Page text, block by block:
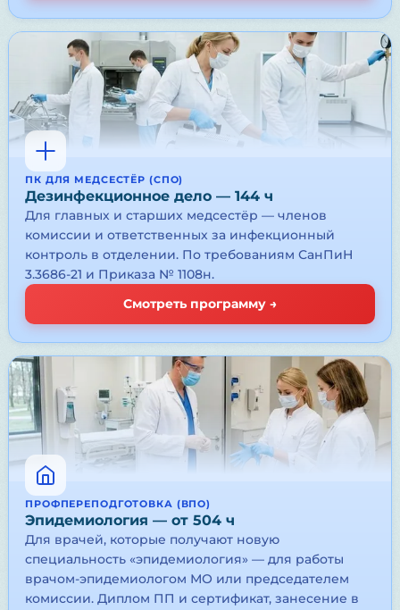
ПК ДЛЯ МЕДСЕСТЁР (СПО)
Дезинфекционное дело — 144 ч
Для главных и старших медсестёр — членов
комиссии и ответственных за инфекционный
контроль в отделении. По требованиям СанПиН
3.3686-21 и Приказа № 1108н.
Смотреть программу →
ПРОФПЕРЕПОДГОТОВКА (ВПО)
Эпидемиология — от 504 ч
Для врачей, которые получают новую
специальность «эпидемиология» — для работы
врачом-эпидемиологом МО или председателем
комиссии. Диплом ПП и сертификат, занесение в